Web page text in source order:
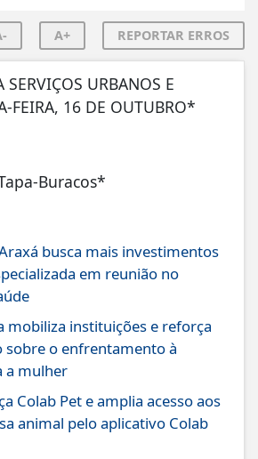
A+ REPORTAR ERROS
URBANOS E
FEIRA, 16 DE OUTUBRO*
Buracos*
busca mais investimentos
em reunião no
mobiliza instituições e reforça
sobre o enfrentamento à
a mulher
Colab Pet e amplia acesso aos
animal pelo aplicativo Colab